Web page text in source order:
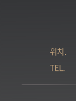
위치.
TEL.